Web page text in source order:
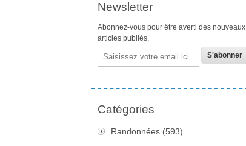
Newsletter
Abonnez-vous pour être averti des nouveaux
articles publiés.
Email
Catégories
Randonnées (593)